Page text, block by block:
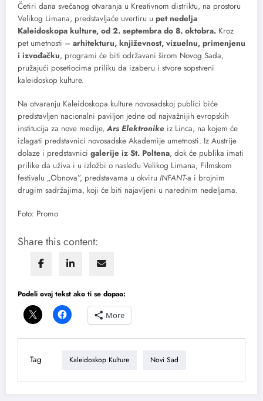
Četiri dana svečanog otvaranja u Kreativnom distriktu, na prostoru
Velikog Limana, predstavljaće uvertiru u pet nedelja
Kaleidoskopa kulture, od 2. septembra do 8. oktobra. Kroz
pet umetnosti – arhitekturu, književnost, vizuelnu, primenjenu
i izvođačku, programi će biti održavani širom Novog Sada,
pružajući posetiocima priliku da izaberu i stvore sopstveni
kaleidoskop kulture.
Na otvaranju Kaleidoskopa kulture novosadskoj publici biće
predstavljen nacionalni paviljon jedne od najvažnijih evropskih
institucija za nove medije, Ars Elektronike iz Linca, na kojem će
izlagati predstavnici novosadske Akademije umetnosti. Iz Austrije
dolaze i predstavnici galerije iz St. Poltena, dok će publika imati
prilike da uživa i u izložbi o nasleđu Velikog Limana, Filmskom
festivalu „Obnova”, predstavama u okviru INFANT-a i brojnim
drugim sadržajima, koji će biti najavljeni u narednim nedeljama.
Foto: Promo
Share this content:
Podeli ovaj tekst ako ti se dopao:
More
Tag Kaleidoskop Kulture Novi Sad